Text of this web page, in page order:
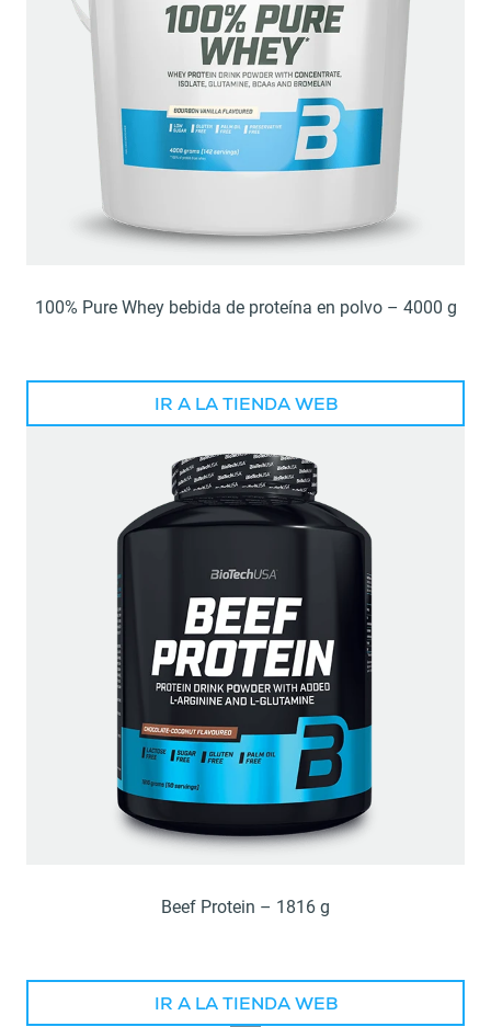
100% Pure Whey bebida de proteína en polvo – 4000 g
IR A LA TIENDA WEB
Beef Protein – 1816 g
IR A LA TIENDA WEB